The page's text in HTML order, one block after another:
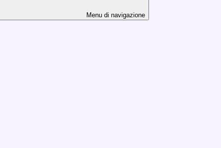
Menu di navigazione